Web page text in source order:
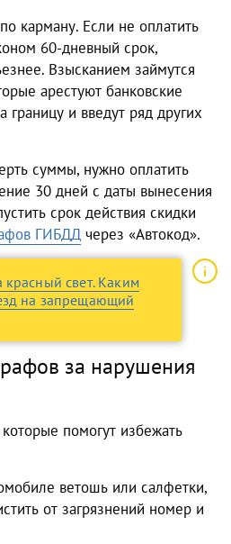
карману. Если не оплатить
60-дневный срок,
Взысканием займутся
арестуют банковские
границу и введут ряд других
суммы, нужно оплатить
30 дней с даты вынесения
срок действия скидки
ГИБДД через «Автокод».
свет. Каким
на запрещающий
за нарушения
помогут избежать
ветошь или салфетки,
от загрязнений номер и